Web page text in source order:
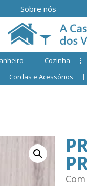
Sobre nós
Cozinha
Cordas e Acessórios